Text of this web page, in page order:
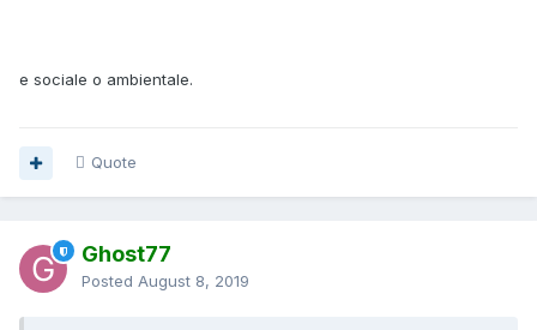
e sociale o ambientale.
Quote
Ghost77
Posted August 8, 2019